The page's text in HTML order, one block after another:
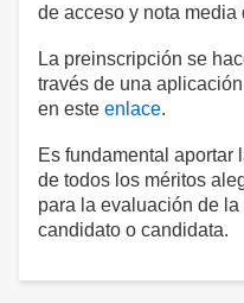
de acceso y nota
La preinscripción se
través de una
en este enlace.
Es fundamental aportar
de todos los méritos
para la evaluación de
candidato o candidata.